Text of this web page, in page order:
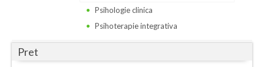
Dambovita
Psihologie clinica
Psihoterapie integrativa
Pret